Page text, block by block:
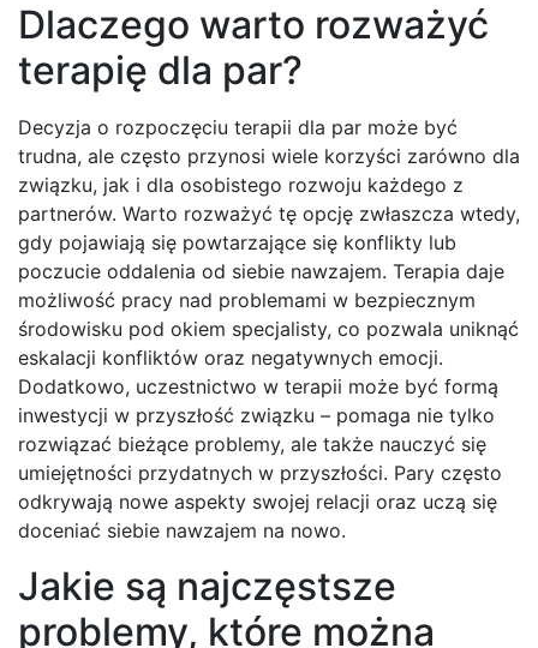
Dlaczego warto rozważyć
terapię dla par?
Decyzja o rozpoczęciu terapii dla par może być
trudna, ale często przynosi wiele korzyści zarówno dla
związku, jak i dla osobistego rozwoju każdego z
partnerów. Warto rozważyć tę opcję zwłaszcza wtedy,
gdy pojawiają się powtarzające się konflikty lub
poczucie oddalenia od siebie nawzajem. Terapia daje
możliwość pracy nad problemami w bezpiecznym
środowisku pod okiem specjalisty, co pozwala uniknąć
eskalacji konfliktów oraz negatywnych emocji.
Dodatkowo, uczestnictwo w terapii może być formą
inwestycji w przyszłość związku – pomaga nie tylko
rozwiązać bieżące problemy, ale także nauczyć się
umiejętności przydatnych w przyszłości. Pary często
odkrywają nowe aspekty swojej relacji oraz uczą się
doceniać siebie nawzajem na nowo.
Jakie są najczęstsze
problemy, które można